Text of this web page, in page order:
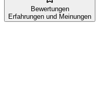
Bewertungen
Erfahrungen und Meinungen